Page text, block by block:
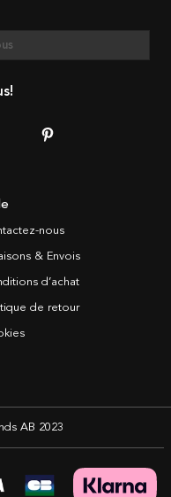
nous
& Envois
d’achat
de retour
AB 2023